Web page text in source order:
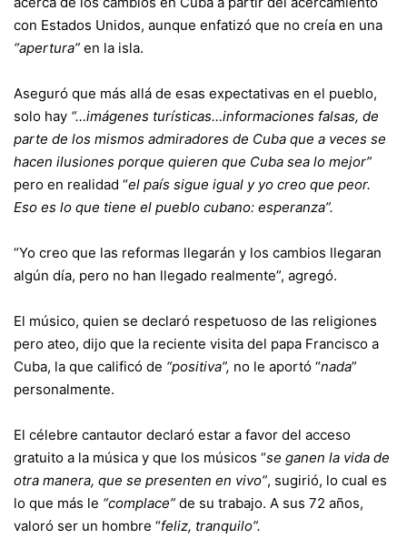
con Estados Unidos, aunque enfatizó que no creía en una
“apertura” en la isla.
Aseguró que más allá de esas expectativas en el pueblo,
solo hay “…imágenes turísticas…informaciones falsas, de
parte de los mismos admiradores de Cuba que a veces se
hacen ilusiones porque quieren que Cuba sea lo mejor”
pero en realidad “el país sigue igual y yo creo que peor.
Eso es lo que tiene el pueblo cubano: esperanza”.
“Yo creo que las reformas llegarán y los cambios llegaran
algún día, pero no han llegado realmente”, agregó.
El músico, quien se declaró respetuoso de las religiones
pero ateo, dijo que la reciente visita del papa Francisco a
Cuba, la que calificó de “positiva”, no le aportó “nada”
personalmente.
El célebre cantautor declaró estar a favor del acceso
gratuito a la música y que los músicos “se ganen la vida de
otra manera, que se presenten en vivo”, sugirió, lo cual es
lo que más le “complace” de su trabajo. A sus 72 años,
valoró ser un hombre “feliz, tranquilo”.